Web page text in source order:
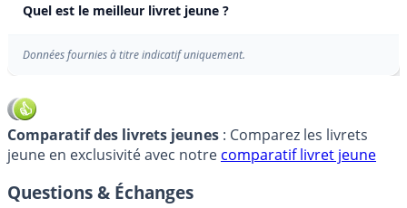
Quel est le meilleur livret jeune ?
Données fournies à titre indicatif uniquement.
Comparatif des livrets jeunes : Comparez les livrets
jeune en exclusivité avec notre comparatif livret jeune
Questions & Échanges